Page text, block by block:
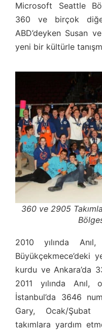
Microsoft Seattle
360 ve birçok diğer
ABD’deyken Susan
yeni bir kültürle
360 ve 2905
2010 yılında Anıl,
Büyükçekmece’deki
kurdu ve Ankara’da
2011 yılında Anıl,
İstanbul’da 3646
Gary, Ocak/Şubat
takımlara yardım